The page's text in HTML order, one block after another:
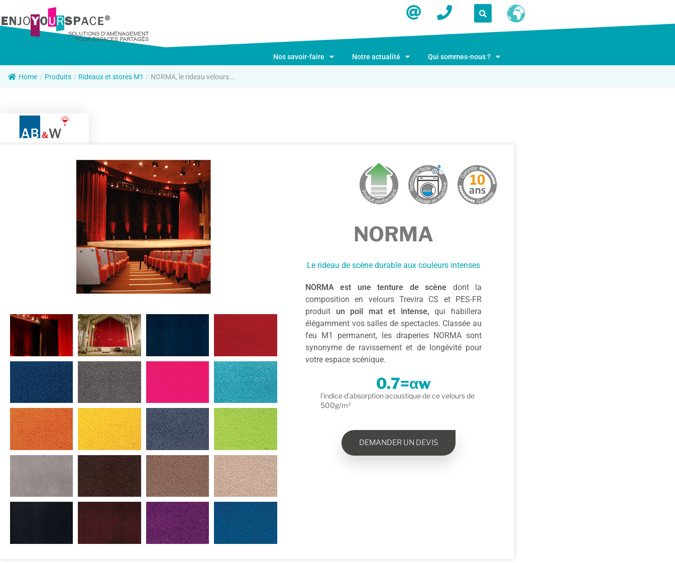
Nos savoir-faire Notre actualité Qui sommes-nous ?
Home / Produits / Rideaux et stores M1 / NORMA, le rideau velours...
NORMA
Le rideau de scène durable aux couleurs intenses
NORMA est une tenture de scène dont la
composition en velours Trevira CS et PES-FR
produit un poil mat et intense,qui habillera
élégamment vos salles de spectacles. Classée au
feu M1 permanent, les draperies NORMA sont
synonyme de ravissement et de longévité pour
votre espace scénique.
l’indice d’absorption acoustique de ce velours de
500g/m²
0.7=αw
DEMANDER UN DEVIS